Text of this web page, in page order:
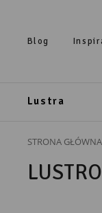
Blog
Lustra
STRONA GŁÓWNA